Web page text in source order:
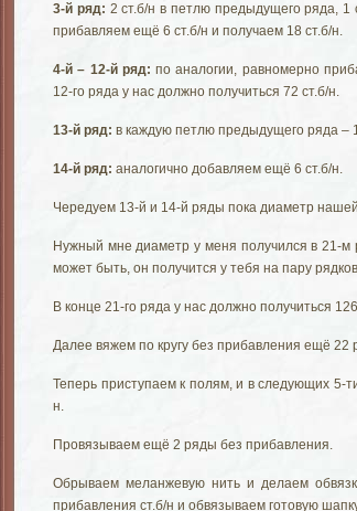
3-й ряд: 2 ст.б/н в петлю предыдущего ряда,
прибавляем ещё 6 ст.б/н и получаем 18 ст.б/н.
4-й – 12-й ряд: по аналогии, равномерно
12-го ряда у нас должно получиться 72 ст.б/н.
13-й ряд: в каждую петлю предыдущего ряда –
14-й ряд: аналогично добавляем ещё 6 ст.б/н.
Чередуем 13-й и 14-й ряды пока диаметр
Нужный мне диаметр у меня получился в 21-м
может быть, он получится у тебя на пару
В конце 21-го ряда у нас должно получиться
Далее вяжем по кругу без прибавления ещё 22
Теперь приступаем к полям, и в следующих 5-
н.
Провязываем ещё 2 ряды без прибавления.
Обрываем меланжевую нить и делаем
прибавления ст.б/н и обвязываем готовую